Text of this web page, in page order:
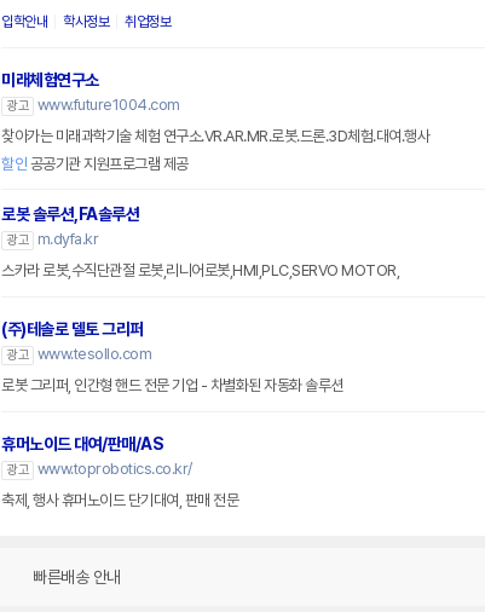
입학안내 학사정보 취업정보
미래체험연구소
광고 www.future1004.com
찾아가는 미래과학기술 체험 연구소.VR.AR.MR.로봇.드론.3D체험.대여.행사
할인 공공기관 지원프로그램 제공
로봇 솔루션,FA솔루션
광고
m.dyfa.kr
스카라 로봇,수직단관절 로봇,리니어로봇,HMI,PLC,SERVO MOTOR,
(주)테솔로 델토 그리퍼
광고 www.tesollo.com
로봇 그리퍼, 인간형 핸드 전문 기업 - 차별화된 자동화 솔루션
휴머노이드 대여/판매/AS
광고 www.toprobotics.co.kr/
축제, 행사 휴머노이드 단기대여, 판매 전문
빠른배송 안내